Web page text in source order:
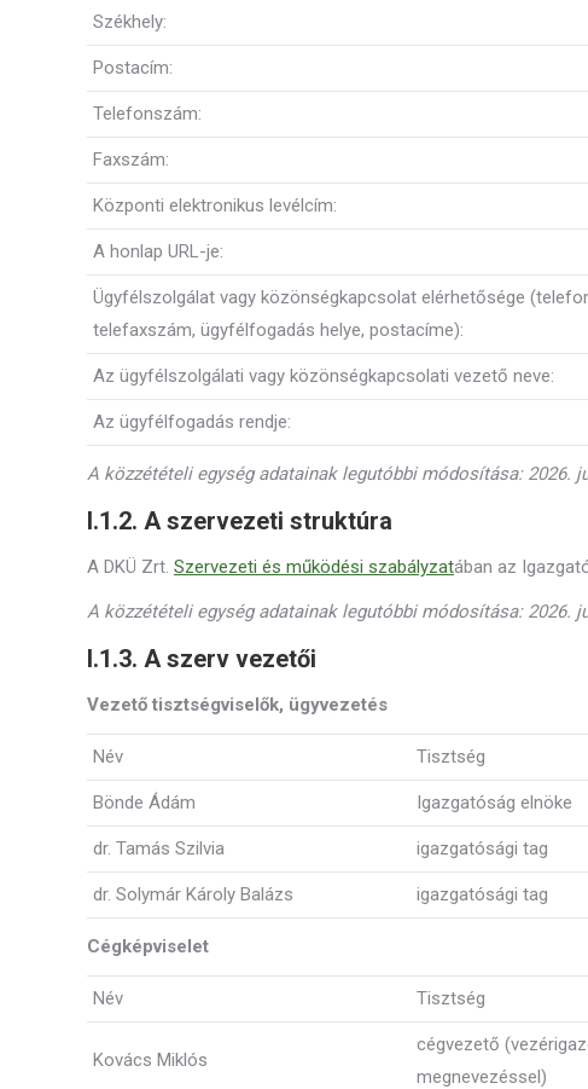
Székhely:
Postacím:
Telefonszám:
Faxszám:
Központi elektronikus levélcím:
A honlap URL-je:
Ügyfélszolgálat vagy közönségkapcsolat elérhetősége
telefaxszám, ügyfélfogadás helye, postacíme):
Az ügyfélszolgálati vagy közönségkapcsolati vezető neve:
Az ügyfélfogadás rendje:
A közzétételi egység adatainak legutóbbi módosítása: 2026.
I.1.2. A szervezeti struktúra
A DKÜ Zrt. Szervezeti és működési szabályzatában az
A közzétételi egység adatainak legutóbbi módosítása: 2026.
I.1.3. A szerv vezetői
Vezető tisztségviselők, ügyvezetés
Név Tisztség
Bönde Ádám Igazgatóság elnöke
dr. Tamás Szilvia igazgatósági tag
dr. Solymár Károly Balázs igazgatósági tag
Cégképviselet
Név Tisztség
Kovács Miklós
cégvezető
megnevezéssel)